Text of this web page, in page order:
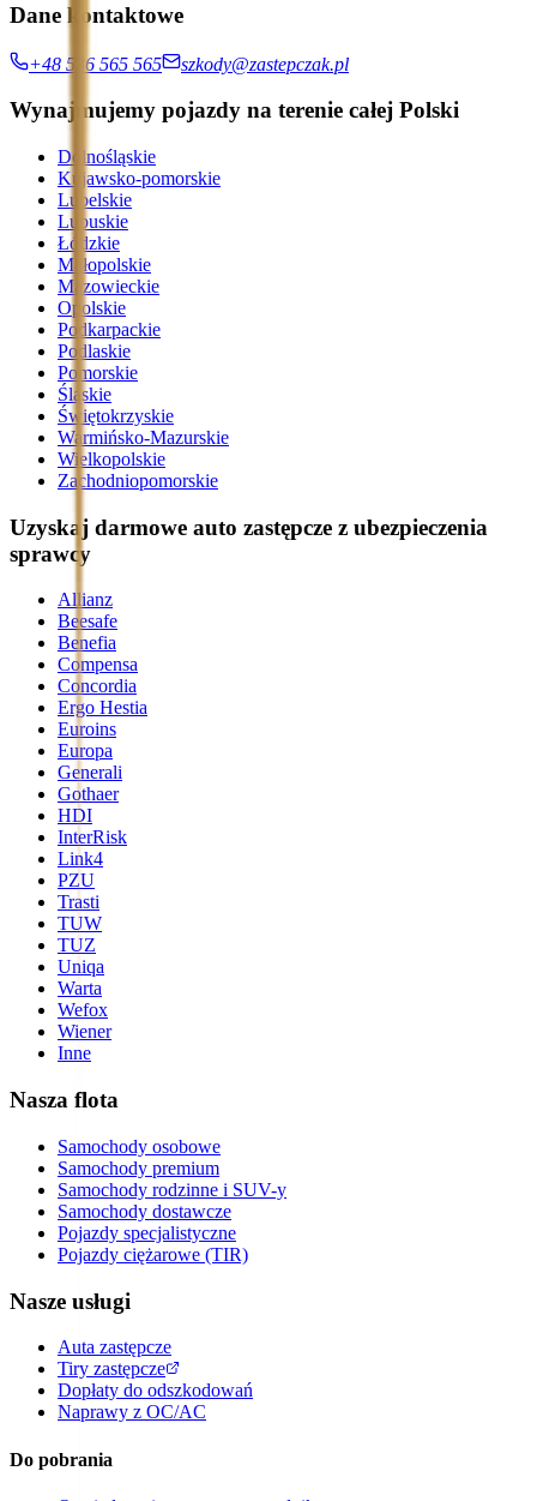
Dane kontaktowe
+48 536 565 565 szkody@zastepczak.pl
Wynajmujemy pojazdy na terenie całej Polski
Dolnośląskie
Kujawsko-pomorskie
Lubelskie
Lubuskie
Łódzkie
Małopolskie
Mazowieckie
Opolskie
Podkarpackie
Podlaskie
Pomorskie
Śląskie
Świętokrzyskie
Warmińsko-Mazurskie
Wielkopolskie
Zachodniopomorskie
Uzyskaj darmowe auto zastępcze z ubezpieczenia
sprawcy
Allianz
Beesafe
Benefia
Compensa
Concordia
Ergo Hestia
Euroins
Europa
Generali
Gothaer
HDI
InterRisk
Link4
PZU
Trasti
TUW
TUZ
Uniqa
Warta
Wefox
Wiener
Inne
Nasza flota
Samochody osobowe
Samochody premium
Samochody rodzinne i SUV-y
Samochody dostawcze
Pojazdy specjalistyczne
Pojazdy ciężarowe (TIR)
Nasze usługi
Auta zastępcze
Tiry zastępcze
Dopłaty do odszkodowań
Naprawy z OC/AC
Do pobrania